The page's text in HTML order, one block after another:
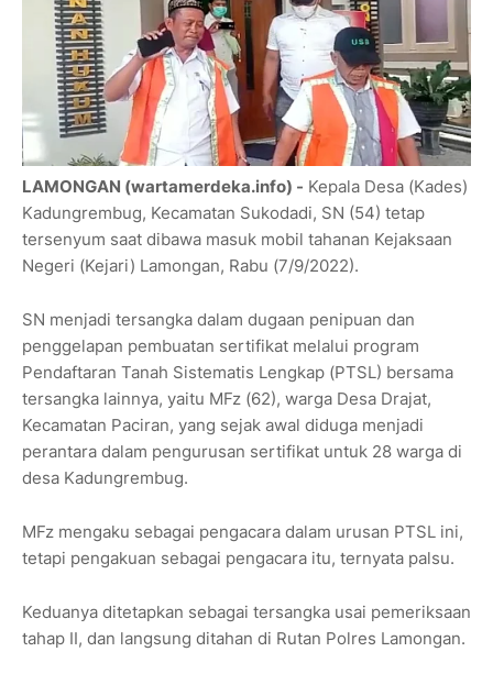
LAMONGAN (wartamerdeka.info) - Kepala Desa (Kades)
Kadungrembug, Kecamatan Sukodadi, SN (54) tetap
tersenyum saat dibawa masuk mobil tahanan Kejaksaan
Negeri (Kejari) Lamongan, Rabu (7/9/2022).
SN menjadi tersangka dalam dugaan penipuan dan
penggelapan pembuatan sertifikat melalui program
Pendaftaran Tanah Sistematis Lengkap (PTSL) bersama
tersangka lainnya, yaitu MFz (62), warga Desa Drajat,
Kecamatan Paciran, yang sejak awal diduga menjadi
perantara dalam pengurusan sertifikat untuk 28 warga di
desa Kadungrembug.
MFz mengaku sebagai pengacara dalam urusan PTSL ini,
tetapi pengakuan sebagai pengacara itu, ternyata palsu.
Keduanya ditetapkan sebagai tersangka usai pemeriksaan
tahap II, dan langsung ditahan di Rutan Polres Lamongan.